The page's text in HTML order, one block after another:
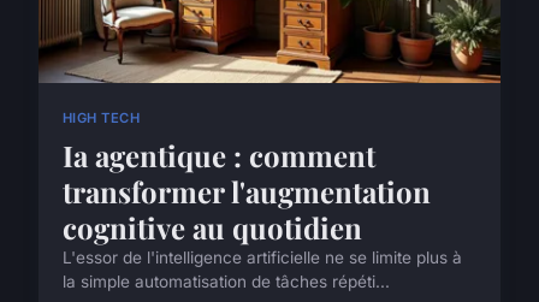
HIGH TECH
Ia agentique : comment
transformer l'augmentation
cognitive au quotidien
L'essor de l'intelligence artificielle ne se limite plus à
la simple automatisation de tâches répéti...